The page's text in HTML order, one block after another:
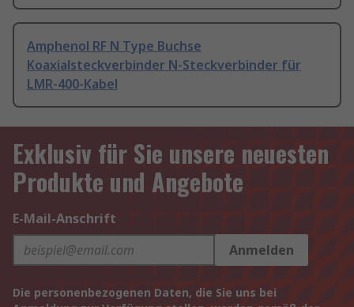
Amphenol RF N Type Buchse
Koaxialsteckverbinder N-Steckverbinder für
LMR-400-Kabel
Exklusiv für Sie unsere neuesten
Produkte und Angebote
E-Mail-Anschrift
Anmelden
Die personenbezogenen Daten, die Sie uns bei